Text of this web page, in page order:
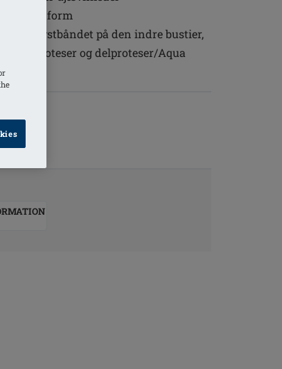
og form
på den indre bustier,
brystproteser og delproteser/Aqua